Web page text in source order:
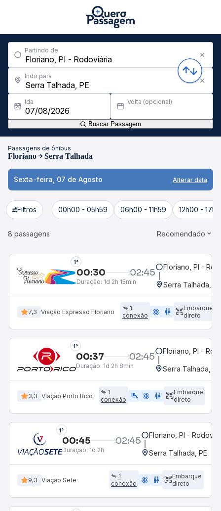
Partindo de
Indo para
Ida Volta (opcional)
Buscar Passagem
Passagens de ônibus
Floriano Serra Talhada
Sexta-feira, 07 de Agosto Alterar data
Filtros 00h00 - 05h59 06h00 - 11h59 12h00 -
8 passagens Recomendado
1°
00:30 02:45
Duração: 1d 2h 15min
Floriano, PI -
Serra Talhada, PE
7,3 Viação Expresso Floriano
1
conexão
ac_unit wc
Embarque
direto
1°
00:37 02:45
Duração: 1d 2h 8min
Floriano, PI -
Serra Talhada, PE
3,3 Viação Porto Rico
1
conexão
airline_seat_legroom_extra ac_unit wc
Embarque
direto
1°
00:45 02:45
Duração: 1d 2h
Floriano, PI -
Serra Talhada, PE
9,3 Viação Sete
1
conexão
ac_unit wc
Embarque
direto